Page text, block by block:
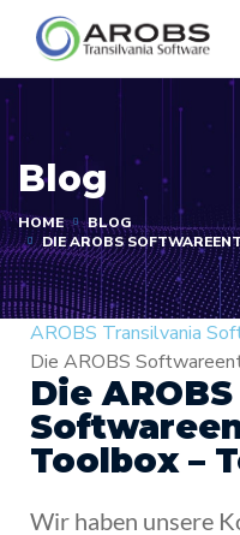
Blog
HOME
BLOG
DIE AROBS
AROBS Transilvania
Die AROBS
Die AROBS
Toolbox –
Wir haben unsere